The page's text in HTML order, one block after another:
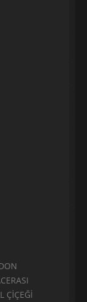
ÇİÇEĞİ